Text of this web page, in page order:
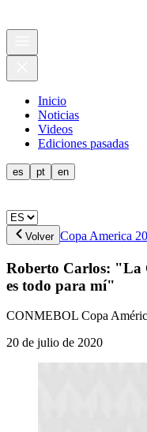
Inicio
Noticias
Videos
Ediciones pasadas
es pt en
Volver Copa America
Roberto Carlos: "La
es todo para mí­"
CONMEBOL Copa
20 de julio de 2020